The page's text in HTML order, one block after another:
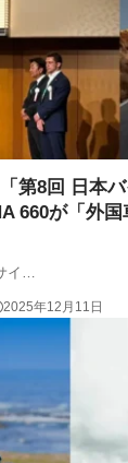
第8回 日本
660が「外
イ…
2025年12月11日